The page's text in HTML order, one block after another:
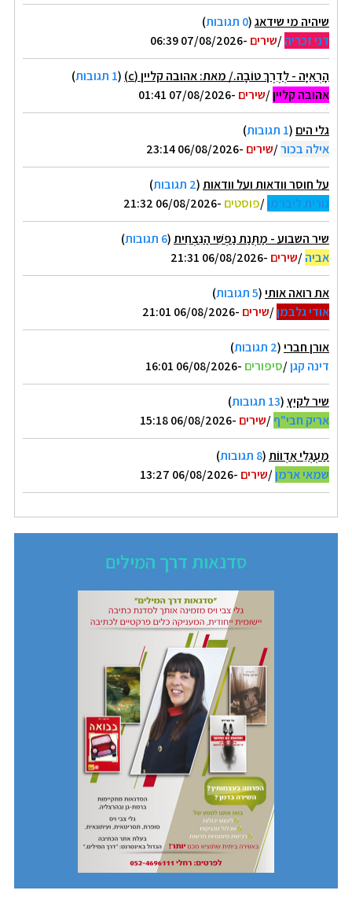
שיהיה מי שידאג(0 תגובות
)
דני זכריה/שירים -07/08/2026 06:39
הָרְאִיָּה - לְדֶרֶךְ טוֹבָה./ מאת: אהובה קליין (c) (1 תגובות
)
אהובה קליין/שירים -07/08/2026 01:41
גלי הים (1 תגובות
)
אילה בכור/שירים -06/08/2026 23:14
על חוסר וודאות ועל וודאות(2 תגובות
)
נורית ליברמן/פוסטים -06/08/2026 21:32
שיר השבוע - מַתְּנַת נַפְשִׁי הַנִּצְחִית(6 תגובות
)
אביה/שירים -06/08/2026 21:31
את רואה אותי(5 תגובות
)
אודי גלבמן/שירים -06/08/2026 21:01
אורן חברי(2 תגובות
)
דינה קגן/סיפורים -06/08/2026 16:01
שיר לקיץ(13 תגובות
)
אריק חבי"ף/שירים -06/08/2026 15:18
מַעְגְּלֵי אַדְווֹת(8 תגובות
)
שמאי ארמן/שירים -06/08/2026 13:27
סדנאות דרך המילים